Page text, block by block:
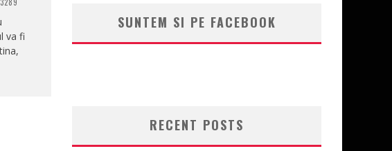
va fi
SUNTEM SI PE FACEBOOK
RECENT POSTS